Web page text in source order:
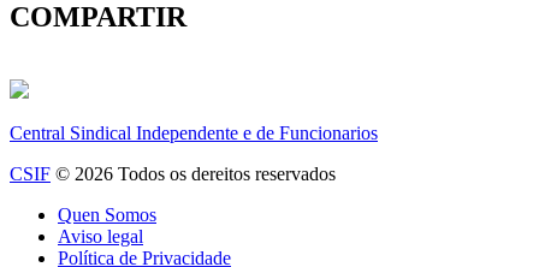
COMPARTIR
Central Sindical Independente e de Funcionarios
CSIF © 2026 Todos os dereitos reservados
Quen Somos
Aviso legal
Política de Privacidade